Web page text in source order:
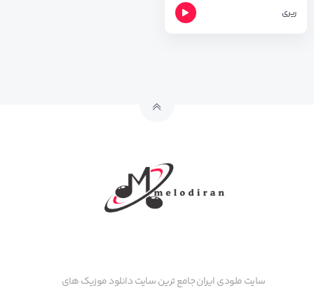
ریری
سایت ملودی ایران جامع ترین سایت دانلود موزیک های